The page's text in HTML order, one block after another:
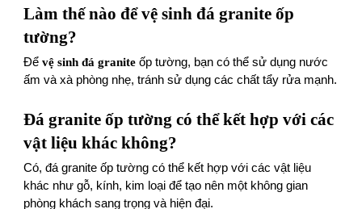
Làm thế nào để vệ sinh đá granite ốp
tường?
Đểvệ sinh đá granite ốp tường, bạn có thể sử dụng nước
ấm và xà phòng nhẹ, tránh sử dụng các chất tẩy rửa mạnh.
Đá granite ốp tường có thể kết hợp với các
vật liệu khác không?
Có, đá granite ốp tường có thể kết hợp với các vật liệu
khác như gỗ, kính, kim loại để tạo nên một không gian
phòng khách sang trọng và hiện đại.